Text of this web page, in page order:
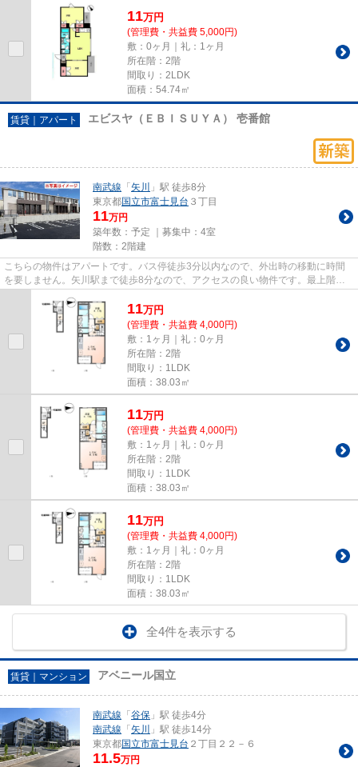
11万円
(管理費・共益費 5,000円)
敷：0ヶ月｜礼：1ヶ月
所在階：2階
間取り：2LDK
面積：54.74㎡
賃貸｜アパート エビスヤ（ＥＢＩＳＵＹＡ） 壱番館
南武線 「 矢川
」駅 徒歩8分
東京都国立市富士見台 ３丁目
11万円
築年数：予定 ｜募集中： 4室
階数：2階建
こちらの物件はアパートです。バス停徒歩3分以内なので、外出時の移動に時間
を要しません。矢川駅まで徒歩8分なので、アクセスの良い物件です。最上階の
11万円
(管理費・共益費 4,000円)
敷：1ヶ月｜礼：0ヶ月
所在階：2階
間取り：1LDK
面積：38.03㎡
11万円
(管理費・共益費 4,000円)
敷：1ヶ月｜礼：0ヶ月
所在階：2階
間取り：1LDK
面積：38.03㎡
11万円
(管理費・共益費 4,000円)
敷：1ヶ月｜礼：0ヶ月
所在階：2階
間取り：1LDK
面積：38.03㎡
全4件を表示する
賃貸｜マンション アベニール国立
南武線 「 谷保 」駅 徒歩4分
南武線 「 矢川
」駅 徒歩14分
東京都国立市富士見台 ２丁目２２－６
11.5万円